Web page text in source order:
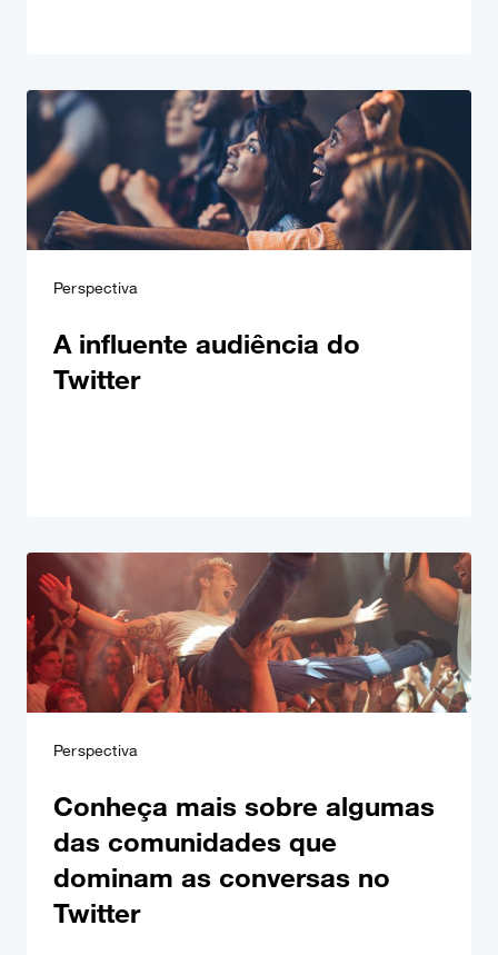
Perspectiva
A influente audiência do
Twitter
Perspectiva
Conheça mais sobre algumas
das comunidades que
dominam as conversas no
Twitter